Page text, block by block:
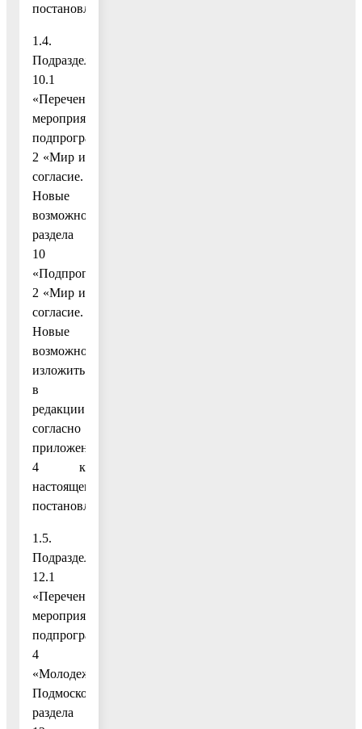
постановлению;
1.4.
Подраздел
10.1
«Перечень
мероприятий
подпрограммы
2 «Мир и
согласие.
Новые
возможности»
раздела
10
«Подпрограмма
2 «Мир и
согласие.
Новые
возможности»
изложить
в
редакции
согласно
приложению
4 к
настоящему
постановлению;
1.5.
Подраздел
12.1
«Перечень
мероприятий
подпрограммы
4
«Молодежь
Подмосковья»
раздела